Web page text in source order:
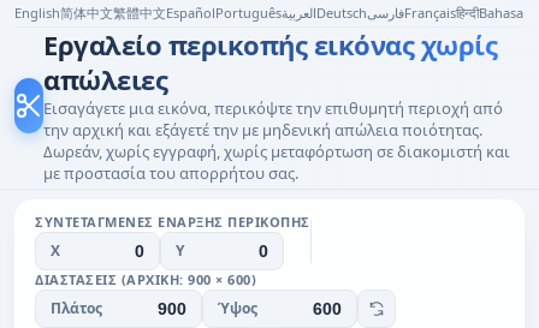
English简体中文繁體中文EspañolPortuguêsالعربيةDeutschفارسیFrançaisहिन्दीBahasa
Εργαλείο περικοπής εικόνας χωρίς
απώλειες
Εισαγάγετε μια εικόνα, περικόψτε την επιθυμητή περιοχή από
την αρχική και εξάγετέ την με μηδενική απώλεια ποιότητας.
Δωρεάν, χωρίς εγγραφή, χωρίς μεταφόρτωση σε διακομιστή και
με προστασία του απορρήτου σας.
ΣΥΝΤΕΤΑΓΜΈΝΕΣ ΈΝΑΡΞΗΣ ΠΕΡΙΚΟΠΉΣ
X Y
ΔΙΑΣΤΆΣΕΙΣ (ΑΡΧΙΚΉ: 900 × 600)
Πλάτος Ύψος